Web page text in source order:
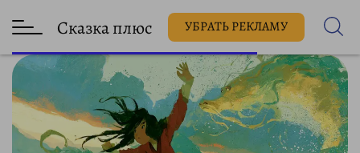
Сказка плюс УБРАТЬ РЕКЛАМУ